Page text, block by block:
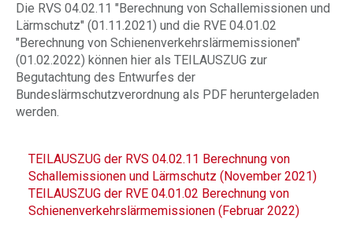
Die RVS 04.02.11 "Berechnung von Schallemissionen und
Lärmschutz" (01.11.2021) und die RVE 04.01.02
"Berechnung von Schienenverkehrslärmemissionen"
(01.02.2022) können hier als TEILAUSZUG zur
Begutachtung des Entwurfes der
Bundeslärmschutzverordnung als PDF heruntergeladen
werden.
TEILAUSZUG der RVS 04.02.11 Berechnung von
Schallemissionen und Lärmschutz (November 2021)
TEILAUSZUG der RVE 04.01.02 Berechnung von
Schienenverkehrslärmemissionen (Februar 2022)